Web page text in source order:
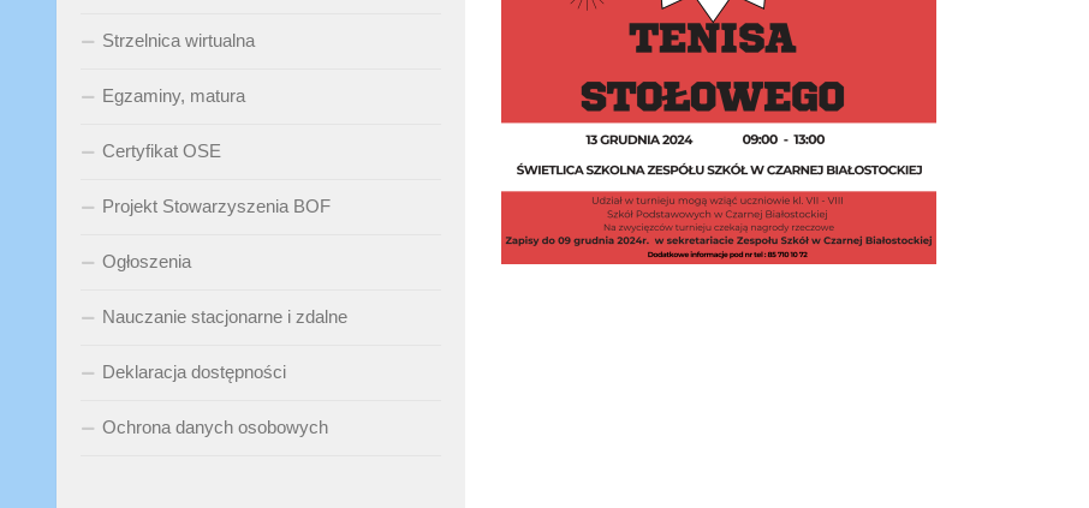
Strzelnica wirtualna
Egzaminy, matura
Certyfikat OSE
Projekt Stowarzyszenia BOF
Ogłoszenia
Nauczanie stacjonarne i zdalne
Deklaracja dostępności
Ochrona danych osobowych